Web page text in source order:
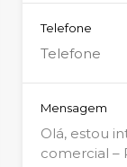
Telefone
Mensagem